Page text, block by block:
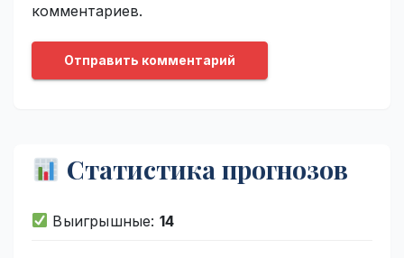
комментариев.
Статистика прогнозов
Выигрышные: 14